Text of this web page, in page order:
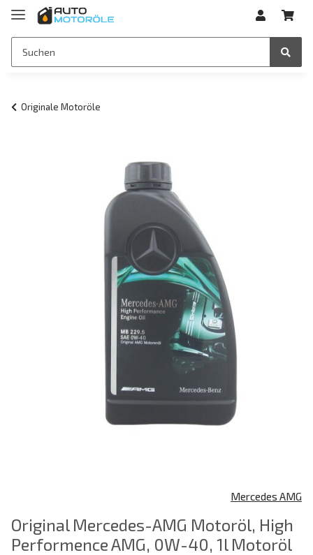
Originale Motoröle
Mercedes AMG
Original Mercedes-AMG Motoröl, High
Performence AMG, 0W-40, 1l Motoröl